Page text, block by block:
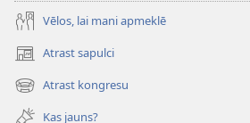
Vēlos, lai mani apmeklē
Atrast sapulci
(opens
new
window)
Atrast kongresu
(opens
new Kas jauns?